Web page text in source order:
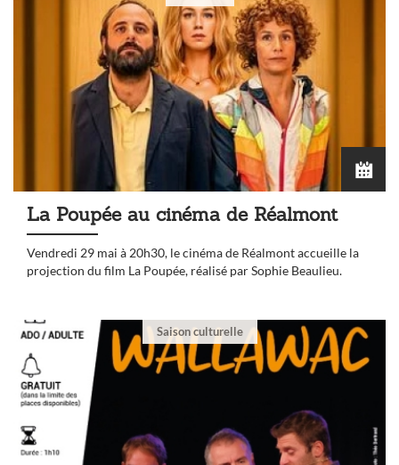
La Poupée au cinéma de Réalmont
Vendredi 29 mai à 20h30, le cinéma de Réalmont accueille la
projection du film La Poupée, réalisé par Sophie Beaulieu.
Saison culturelle